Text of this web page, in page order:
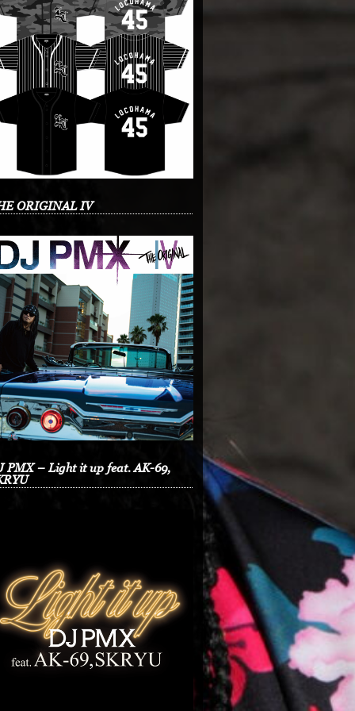
ORIGINAL IV
PMX – Light it up feat. AK-69,